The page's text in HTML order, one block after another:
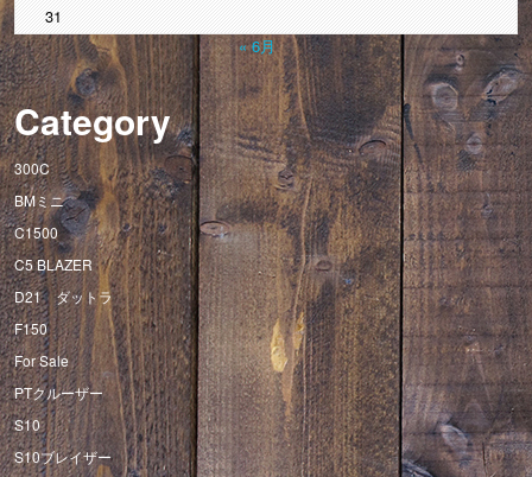
31
« 6月
Category
300C
BMミニ
C1500
C5 BLAZER
D21 ダットラ
F150
For Sale
PTクルーザー
S10
S10ブレイザー